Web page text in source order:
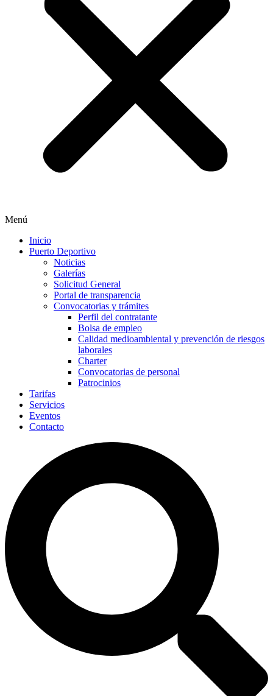
Menú
Inicio
Puerto Deportivo
Noticias
Galerías
Solicitud General
Portal de transparencia
Convocatorias y trámites
Perfil del contratante
Bolsa de empleo
Calidad medioambiental y prevención de riesgos
laborales
Charter
Convocatorias de personal
Patrocinios
Tarifas
Servicios
Eventos
Contacto